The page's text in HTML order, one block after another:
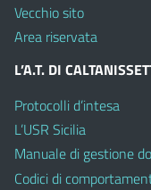
Vecchio sito
Area riservata
L’A.T. DI
Protocolli d’intesa
L’USR Sicilia
Manuale di gestione
Codici di